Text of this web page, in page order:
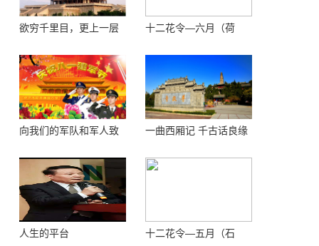
欲穷千里目，更上一层
十二花令—六月（荷
向我们的军队和军人致
一曲西厢记 千古话良缘
人生的平台
十二花令—五月（石